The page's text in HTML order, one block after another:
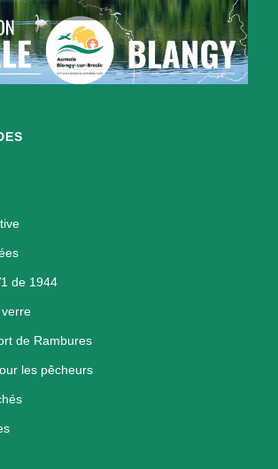
de 1944
de Rambures
les pêcheurs